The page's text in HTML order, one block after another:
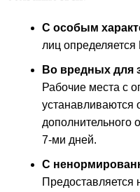
С особым
лиц
Во вредных для
Рабочие места с
устанавливаются
дополнительного
7-ми дней.
С
Предоставляется